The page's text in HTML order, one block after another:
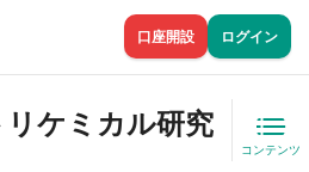
口座開設 ログイン
リケミカル研究
コンテンツ